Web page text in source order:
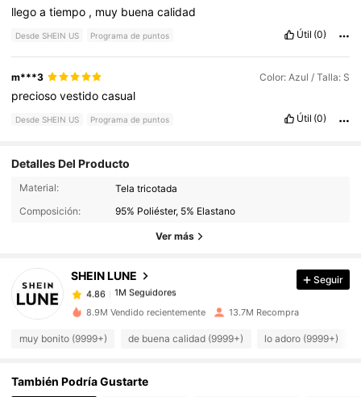
llegoatiempo , muy buenacalidad
Desde SHEIN US Programa de puntos Útil (0)
m***3 Color: Azul / Talla: S
preciosovestidocasual
Desde SHEIN US Programa de puntos Útil (0)
Detalles Del Producto
Material:
Tela tricotada
Composición:
95% Poliéster, 5% Elastano
Ver más
SHEIN LUNE
1M Seguidores
4.86
1M Seguidores
t***a pagóHace 16 horas
4.86
4.86 1M Seguidores
Seguir
8.9M Vendido recientemente 13.7M Recompra
muy bonito (9999+) de buena calidad (9999+) lo adoro (9999+)
También Podría Gustarte